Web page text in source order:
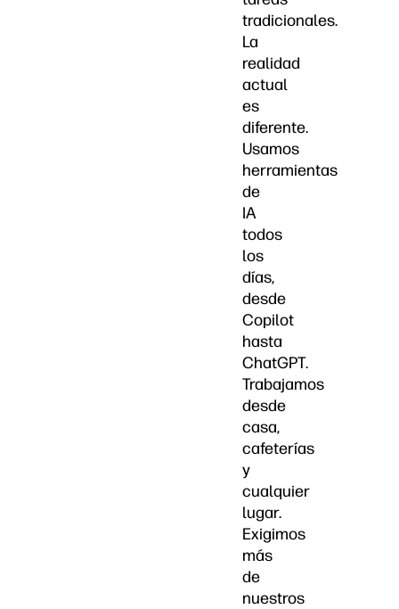
tradicionales.
La
realidad
actual
es
diferente.
Usamos
herramientas
de
IA
todos
los
días,
desde
Copilot
hasta
ChatGPT.
Trabajamos
desde
casa,
cafeterías
y
cualquier
lugar.
Exigimos
más
de
nuestros